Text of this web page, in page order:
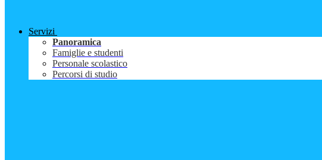
Servizi
Panoramica
Famiglie e studenti
Personale scolastico
Percorsi di studio